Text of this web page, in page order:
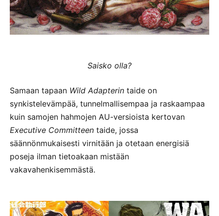
Saisko olla?
Samaan tapaan Wild Adapterin taide on
synkistelevämpää, tunnelmallisempaa ja raskaampaa
kuin samojen hahmojen AU-versioista kertovan
Executive Committeen taide, jossa
säännönmukaisesti virnitään ja otetaan energisiä
poseja ilman tietoakaan mistään
vakavahenkisemmästä.